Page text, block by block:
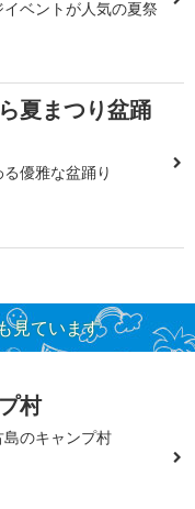
ベントが人気の夏祭
夏まつり盆踊
優雅な盆踊り
見ています
村
のキャンプ村